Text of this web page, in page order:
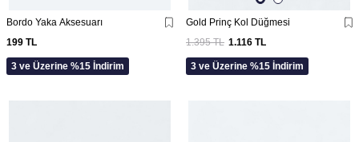
Bordo Yaka Aksesuarı
199 TL
3 ve Üzerine %15 İndirim
Gold Prinç Kol Düğmesi
1.395TL 1.116 TL
3 ve Üzerine %15 İndirim